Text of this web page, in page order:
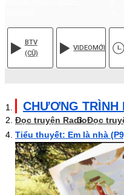
BTV
(CŨ)
VIDEOMỚI
CHƯƠNG TRÌNH
Đọc truyện RadioĐọc
Tiểu thuyết: Em là nhà